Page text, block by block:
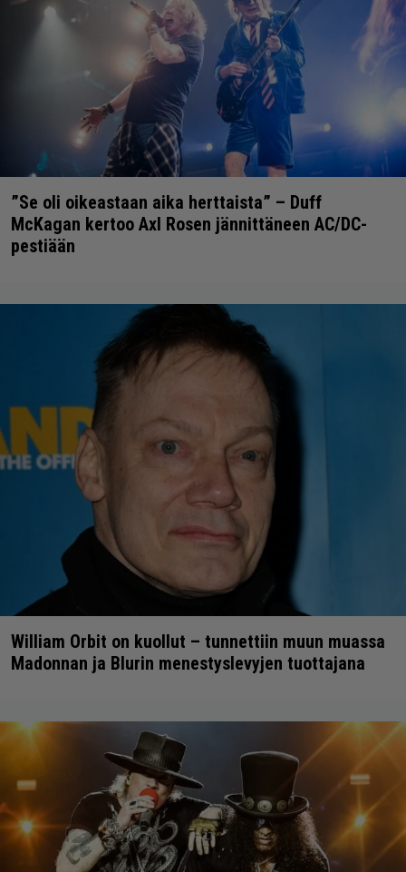
”Se oli oikeastaan aika herttaista” – Duff
McKagan kertoo Axl Rosen jännittäneen AC/DC-
pestiään
William Orbit on kuollut – tunnettiin muun muassa
Madonnan ja Blurin menestyslevyjen tuottajana